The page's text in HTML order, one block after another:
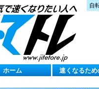
自
ホーム 速くなるため